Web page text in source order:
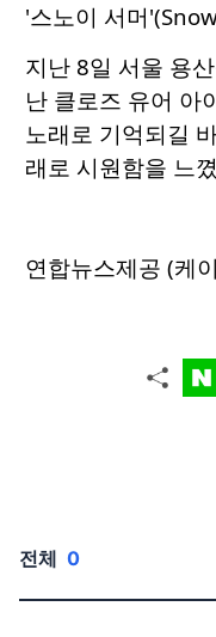
'스노이 서머
지난 8일 서울 용
난 클로즈 유어 아
노래로 기억되길
래로 시원함을 느
연합뉴스제공 (케
전체 0